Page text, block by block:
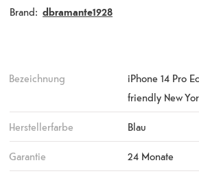
Brand: dbramante1928
Bezeichnung
iPhone 14 Pro
friendly New
Herstellerfarbe Blau
Garantie 24 Monate